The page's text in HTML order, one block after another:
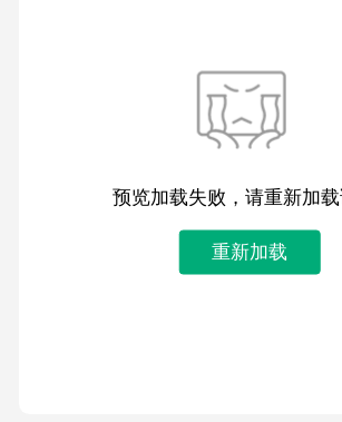
预览加载失败，请重新加
重新加载